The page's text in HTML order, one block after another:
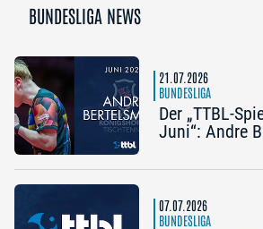
BUNDESLIGA NEWS
21.07.2026
BUNDESLIGA
Der „TTBL-
Juni“: Andre
07.07.2026
BUNDESLIGA